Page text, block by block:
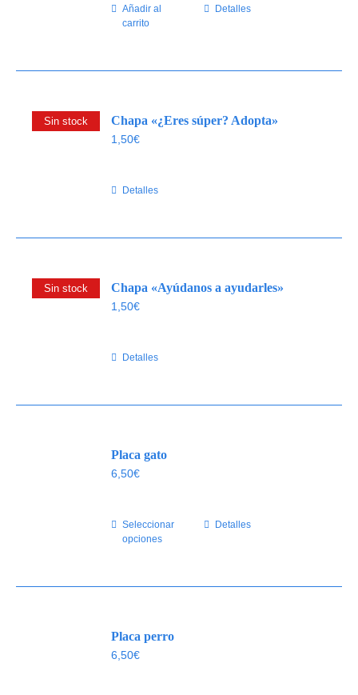
Añadir al
carrito
Detalles
Sin stock Chapa «¿Eres súper? Adopta»
1,50€
Detalles
Sin stock Chapa «Ayúdanos a ayudarles»
1,50€
Detalles
Placa gato
6,50€
Seleccionar
opciones
EsteDetalles
Placa perro
6,50€